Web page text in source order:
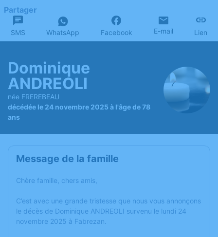
Partager
SMS WhatsApp Facebook E-mail Lien
Dominique
ANDREOLI
née FREREBEAU
décédée le 24 novembre 2025 à l'âge de 78
ans
Message de la famille
Chère famille, chers amis,
C’est avec une grande tristesse que nous vous annonçons
le décès de Dominique ANDREOLI survenu le lundi 24
novembre 2025 à Fabrezan.